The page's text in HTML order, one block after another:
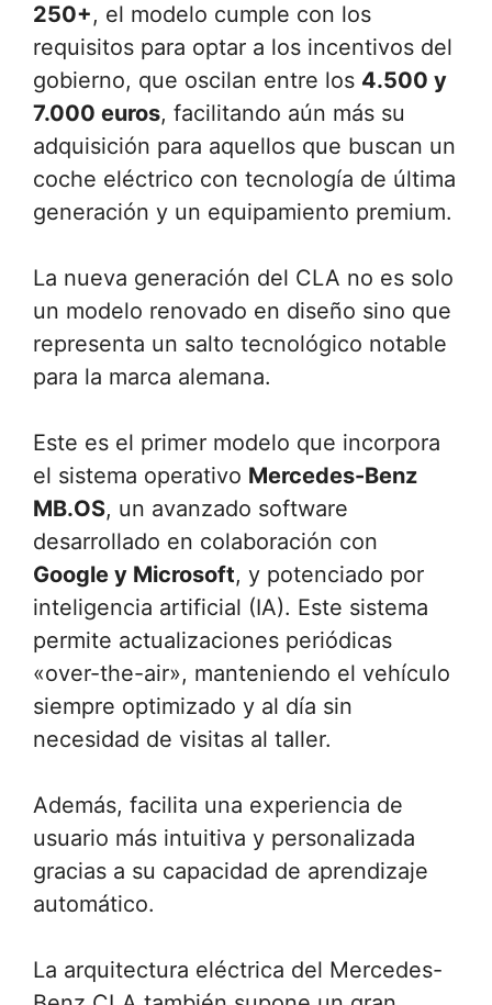
250+, el modelo cumple con los
requisitos para optar a los incentivos del
gobierno, que oscilan entre los 4.500 y
7.000 euros, facilitando aún más su
adquisición para aquellos que buscan un
coche eléctrico con tecnología de última
generación y un equipamiento premium.
La nueva generación del CLA no es solo
un modelo renovado en diseño sino que
representa un salto tecnológico notable
para la marca alemana.
Este es el primer modelo que incorpora
el sistema operativo Mercedes-Benz
MB.OS, un avanzado software
desarrollado en colaboración con
Google y Microsoft, y potenciado por
inteligencia artificial (IA). Este sistema
permite actualizaciones periódicas
«over-the-air», manteniendo el vehículo
siempre optimizado y al día sin
necesidad de visitas al taller.
Además, facilita una experiencia de
usuario más intuitiva y personalizada
gracias a su capacidad de aprendizaje
automático.
La arquitectura eléctrica del Mercedes-